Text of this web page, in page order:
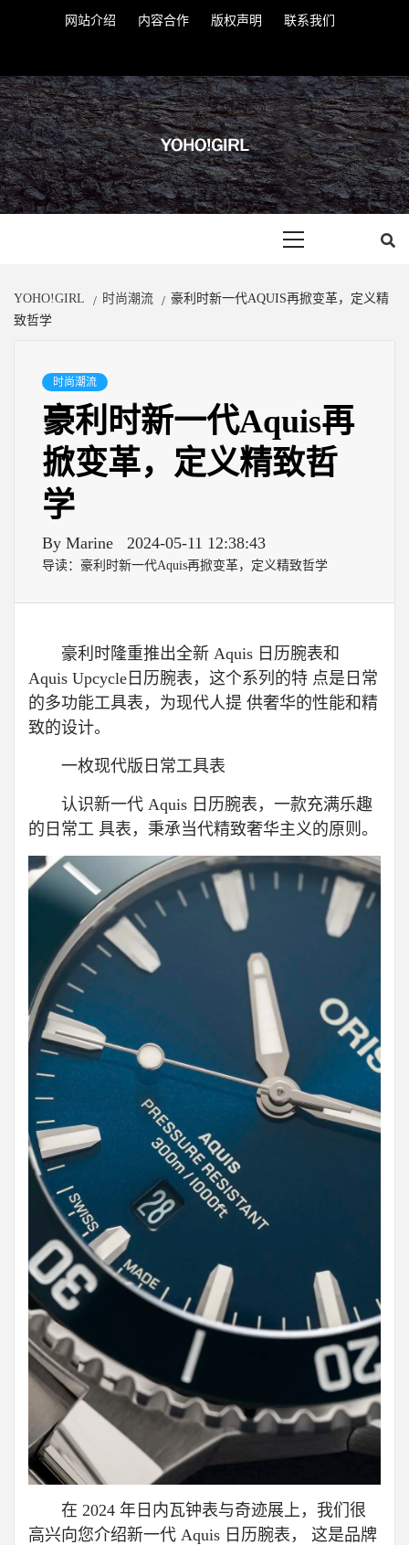
网站介绍 内容合作 版权声明
联系我们
YOHOGIRL
YOHO!GIRL 时尚潮流
豪利时新一代AQUIS再掀变革，定义精
致哲学
时尚潮流
豪利时新一代Aquis再
掀变革，定义精致哲
学
By Marine 2024-05-11 12:38:43
导读：豪利时新一代Aquis再掀变革，定义精致哲学
豪利时隆重推出全新 Aquis 日历腕表和
Aquis Upcycle日历腕表，这个系列的特 点是日常
的多功能工具表，为现代人提 供奢华的性能和精
致的设计。
一枚现代版日常工具表
认识新一代 Aquis 日历腕表，一款充满乐趣
的日常工 具表，秉承当代精致奢华主义的原则。
在 2024 年日内瓦钟表与奇迹展上，我们很
高兴向您介绍新一代 Aquis 日历腕表， 这是品牌